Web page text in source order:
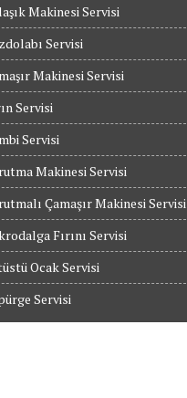
Makinesi Servisi
Servisi
Makinesi Servisi
Servisi
Servisi
Makinesi Servisi
Çamaşır Makinesi Servisi
Fırını Servisi
Ocak Servisi
Servisi